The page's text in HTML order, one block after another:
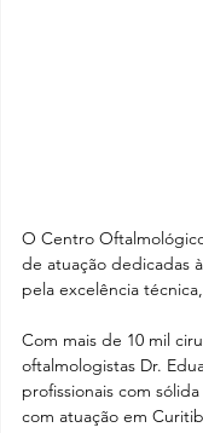
O Centro
de atuação dedicadas
pela excelência
Com mais de 10 mil
oftalmologistas Dr.
profissionais com
com atuação em